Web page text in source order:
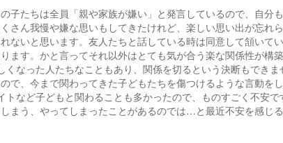
子たちは全員「親や家族が嫌い」と発言しているので、自分
さん我慢や嫌な思いもしてきたけれど、楽しい思い出が忘れ
ないと思います。友人たちと話している時は同意して頷いて
ます。かと言ってそれ以外はとても気が合う楽な関係性が構
なった人たちなこともあり、関係を切るという決断もできま
で、今まで関わってきた子どもたちを傷つけるような言動を
など子どもと関わることも多かったので、ものすごく不安で
まう、やってしまったことがあるのでは…と最近不安を感じ